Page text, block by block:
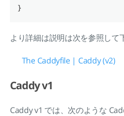
より詳細は説明は次を参照して
The Caddyfile | Caddy (v2)
Caddy v1
Caddy v1 では、次のような